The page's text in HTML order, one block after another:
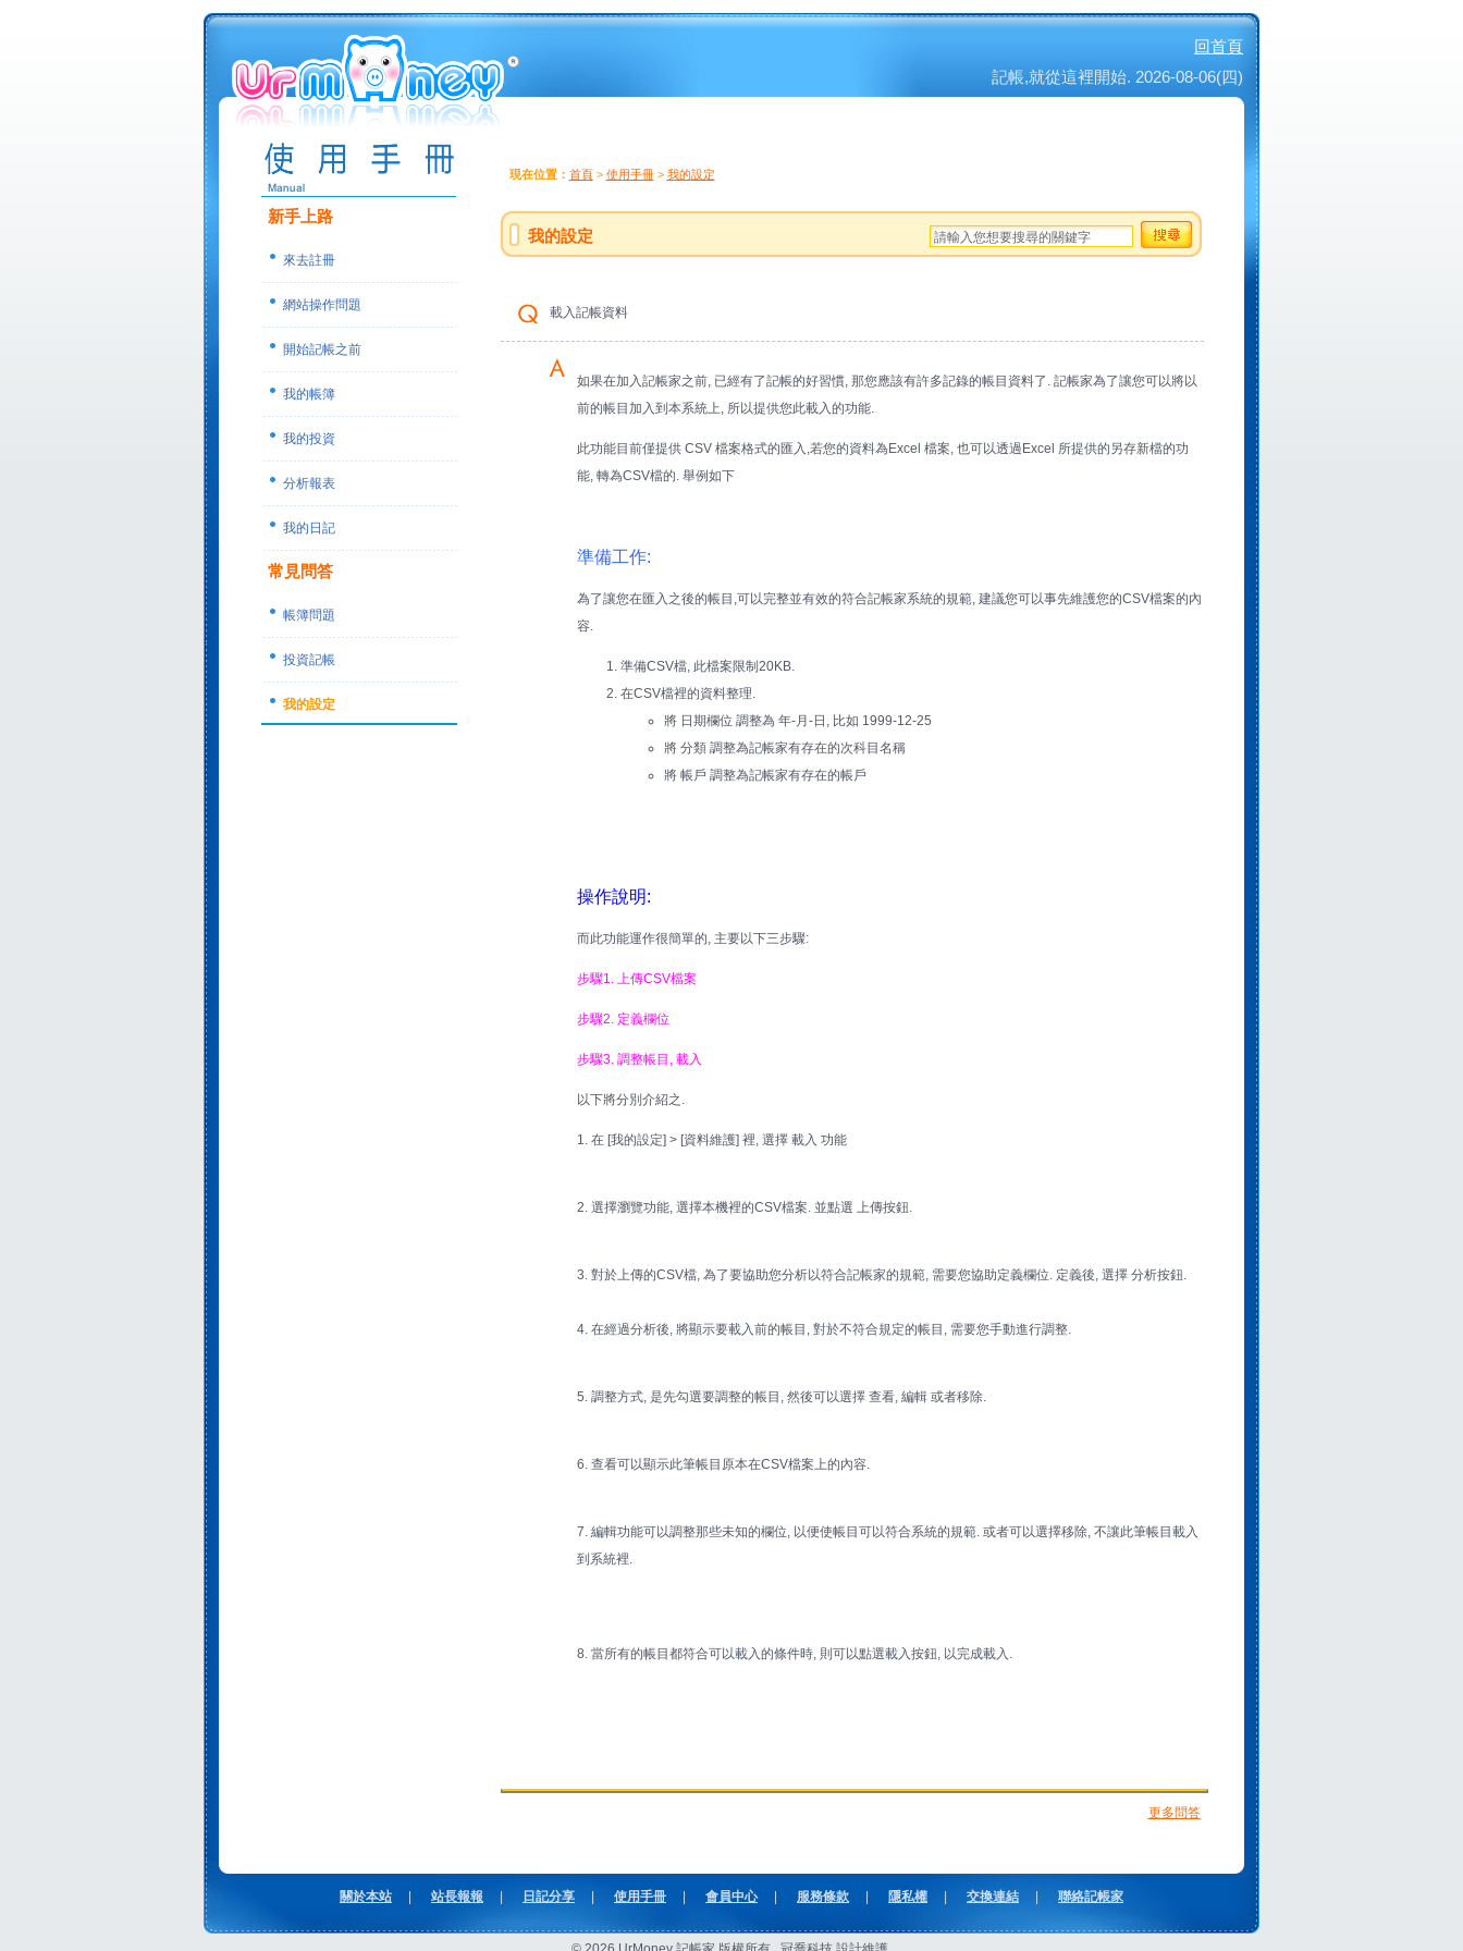
回首頁
記帳,就從這裡開始. 2026-08-06(四)
新手上路
來去註冊
網站操作問題
開始記帳之前
我的帳簿
我的投資
分析報表
我的日記
常見問答
帳簿問題
投資記帳
我的設定
現在位置： 首頁> 使用手冊> 我的設定
我的設定
載入記帳資料
如果在加入記帳家之前, 已經有了記帳的好習慣, 那您應該有許多記錄的帳目資料了. 記帳家為了讓您可以將以
前的帳目加入到本系統上, 所以提供您此載入的功能.
此功能目前僅提供 CSV 檔案格式的匯入,若您的資料為Excel 檔案, 也可以透過Excel 所提供的另存新檔的功
能, 轉為CSV檔的. 舉例如下
準備工作:
為了讓您在匯入之後的帳目,可以完整並有效的符合記帳家系統的規範, 建議您可以事先維護您的CSV檔案的內
容.
準備CSV檔, 此檔案限制20KB.
在CSV檔裡的資料整理.
將 日期欄位 調整為 年-月-日, 比如 1999-12-25
將 分類 調整為記帳家有存在的次科目名稱
將 帳戶 調整為記帳家有存在的帳戶
操作說明:
而此功能運作很簡單的, 主要以下三步驟:
步驟1. 上傳CSV檔案
步驟2. 定義欄位
步驟3. 調整帳目, 載入
以下將分別介紹之.
1. 在 [我的設定] > [資料維護] 裡, 選擇 載入 功能
2. 選擇瀏覽功能, 選擇本機裡的CSV檔案. 並點選 上傳按鈕.
3. 對於上傳的CSV檔, 為了要協助您分析以符合記帳家的規範, 需要您協助定義欄位. 定義後, 選擇 分析按鈕.
4. 在經過分析後, 將顯示要載入前的帳目, 對於不符合規定的帳目, 需要您手動進行調整.
5. 調整方式, 是先勾選要調整的帳目, 然後可以選擇 查看, 編輯 或者移除.
6. 查看可以顯示此筆帳目原本在CSV檔案上的內容.
7. 編輯功能可以調整那些未知的欄位, 以便使帳目可以符合系統的規範. 或者可以選擇移除, 不讓此筆帳目載入
到系統裡.
8. 當所有的帳目都符合可以載入的條件時, 則可以點選載入按鈕, 以完成載入.
更多問答
關於本站 站長報報 日記分享 使用手冊 會員中心 服務條款 隱私權 交換連結 聯絡記帳家